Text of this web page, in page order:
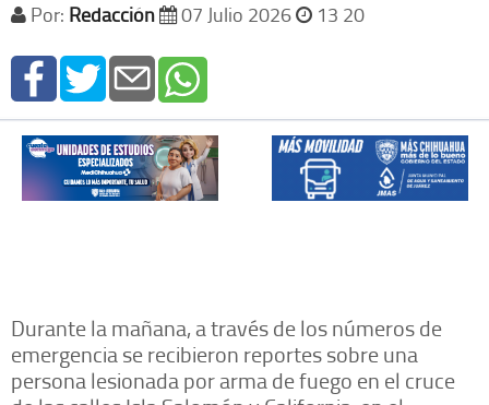
Por: Redacción 07 Julio 2026 13 20
Durante la mañana, a través de los números de
emergencia se recibieron reportes sobre una
persona lesionada por arma de fuego en el cruce